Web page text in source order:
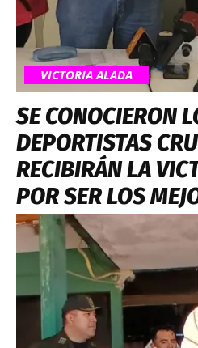
VICTORIA ALADA
SE CONOCIERON
DEPORTISTAS
RECIBIRÁN LA
POR SER LOS